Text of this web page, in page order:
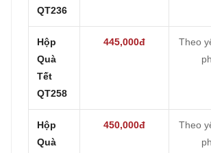
QT236
Hộp
Quà
Tết
QT258
445,000đ
Theo
Hộp
Quà
450,000đ
Theo